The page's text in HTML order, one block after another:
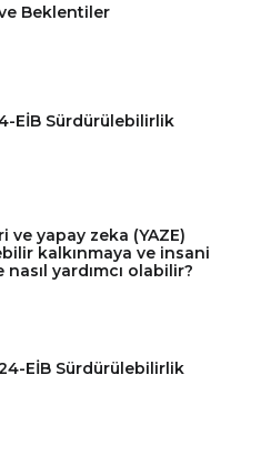
ve Beklentiler
EİB Sürdürülebilirlik
ve yapay zeka (YAZE)
kalkınmaya ve insani
nasıl yardımcı olabilir?
EİB Sürdürülebilirlik